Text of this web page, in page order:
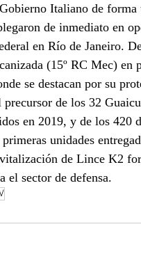
Italiano de
de inmediato en
en Río de Janeiro.
(15º RC Mec) en
se destacan por su
precursor de los 32
en 2019, y de los 420
unidades
de Lince K2
el sector de defensa.